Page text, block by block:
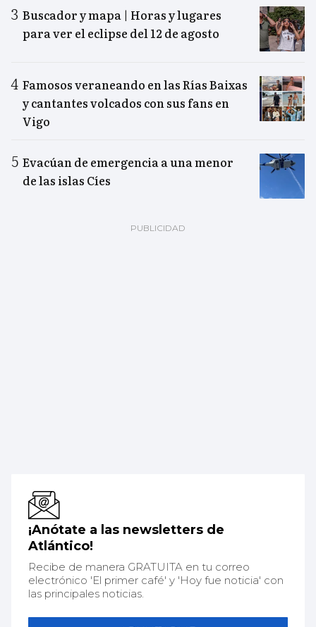
Buscador y mapa | Horas y lugares
para ver el eclipse del 12 de agosto
Famosos veraneando en las Rías Baixas
y cantantes volcados con sus fans en
Vigo
Evacúan de emergencia a una menor
de las islas Cíes
¡Anótate a las newsletters de
Atlántico!
Recibe de manera GRATUITA en tu correo
electrónico 'El primer café' y 'Hoy fue noticia' con
las principales noticias.